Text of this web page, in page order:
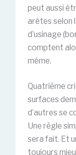
peut aussi
arêtes selon
d’usinage
comptent
même.
Quatrième
surfaces
d’autres se
Une règle
sera fait. Et
toujours